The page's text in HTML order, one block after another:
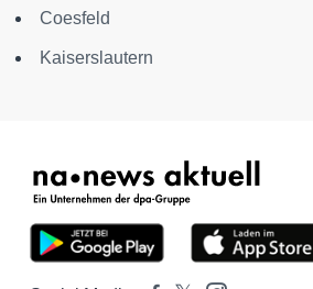
Coesfeld
Kaiserslautern